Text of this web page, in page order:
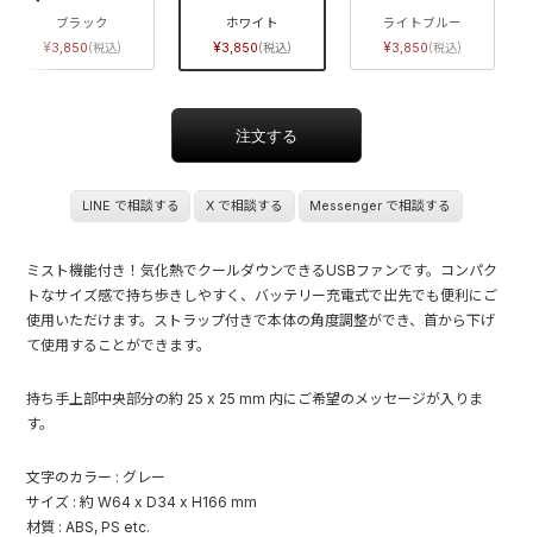
ブラック
3,850
ホワイト
3,850
ライトブルー
3,850
LINE で相談する X で相談する Messenger で相談する
ミスト機能付き！気化熱でクールダウンできるUSBファンです。コンパク
トなサイズ感で持ち歩きしやすく、バッテリー充電式で出先でも便利にご
使用いただけます。ストラップ付きで本体の角度調整ができ、首から下げ
て使用することができます。
持ち手上部中央部分の約 25 x 25 mm 内にご希望のメッセージが入りま
す。
文字のカラー : グレー
サイズ : 約 W64 x D34 x H166 mm
材質 : ABS, PS etc.